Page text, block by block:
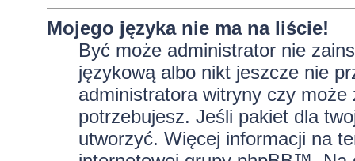
Mojego języka nie ma na liście!
Być może administrator nie
językową albo nikt jeszcze nie
administratora witryny czy
potrzebujesz. Jeśli pakiet dla
utworzyć. Więcej informacji na